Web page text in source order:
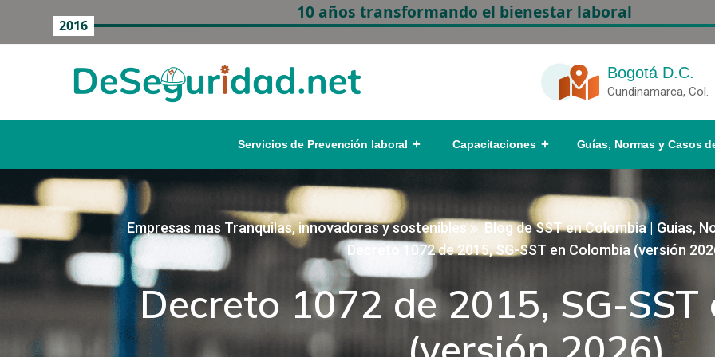
10 años transformando el bienestar laboral
2016
Bogotá D.C.
Cundinamarca, Col.
Servicios de Prevención laboral Capacitaciones Guías, Normas y Casos
Empresas mas Tranquilas, innovadoras y sostenibles
Blog de SST en Colombia | Guías,
Decreto 1072 de 2015, SG-SST en Colombia (versión
Decreto 1072 de 2015, SG-SST